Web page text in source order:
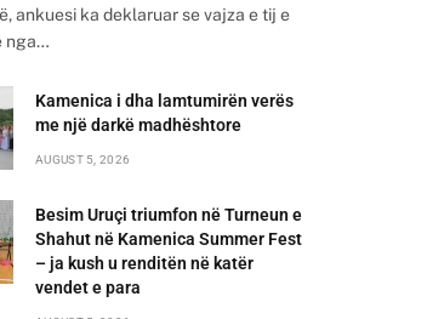
ankuesi ka deklaruar se vajza e tij e
nga…
Kamenica i dha lamtumirën verës
me një darkë madhështore
AUGUST 5, 2026
Besim Uruçi triumfon në Turneun e
Shahut në Kamenica Summer Fest
– ja kush u renditën në katër
vendet e para